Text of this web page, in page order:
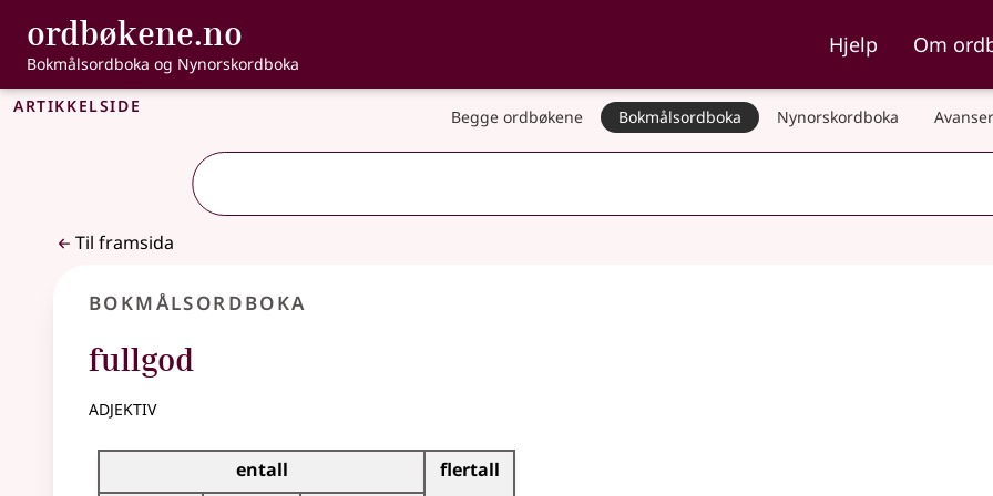
Gå til hovudinnhald
Tilgjenge
ordbøkene.no , Bokmålsordboka og Nynorskordboka
Bokmålsordboka og Nynorskordboka
Hjelp Om
Artikkelside Begge ordbøkene Bokmålsordboka Nynorskordboka
Til framsida
Bokmålsordboka
fullgod
adjektiv
Bøyingstabell for dette adjektivet
entall flertall